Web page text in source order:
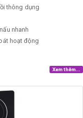
thông dụng
nhanh
hoạt động
Xem thêm...